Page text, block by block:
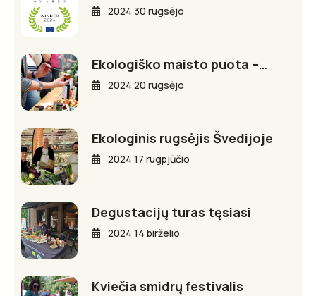
2024 30 rugsėjo
Ekologiško maisto puota –…
2024 20 rugsėjo
Ekologinis rugsėjis Švedijoje
2024 17 rugpjūčio
Degustacijų turas tęsiasi
2024 14 birželio
Kviečia smidrų festivalis